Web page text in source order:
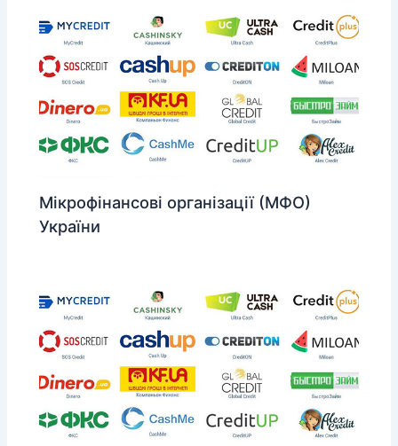
Мікрофінансові організації (МФО)
України